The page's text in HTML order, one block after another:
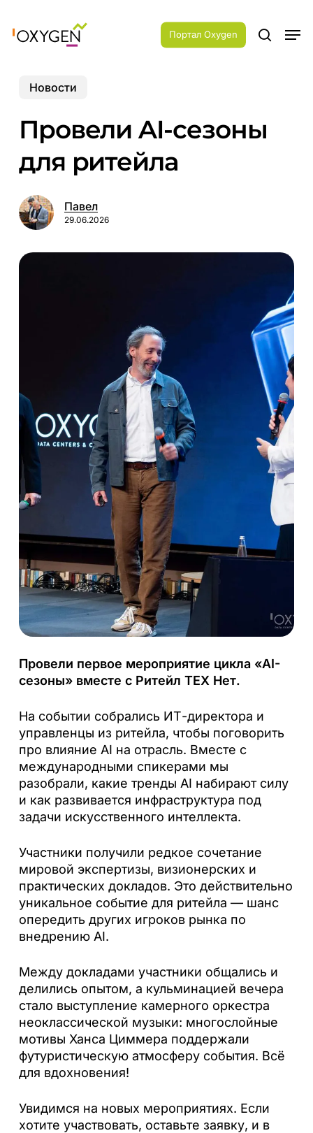
main
Портал Oxygen search
Новости
Провели AI-сезоны
для ритейла
Павел
29.06.2026
Провели первое мероприятие цикла «AI-
сезоны» вместе с Ритейл ТЕХ Нет.
На событии собрались ИТ-директора и
управленцы из ритейла, чтобы поговорить
про влияние AI на отрасль. Вместе с
международными спикерами мы
разобрали, какие тренды AI набирают силу
и как развивается инфраструктура под
задачи искусственного интеллекта.
Участники получили редкое сочетание
мировой экспертизы, визионерских и
практических докладов. Это действительно
уникальное событие для ритейла — шанс
опередить других игроков рынка по
внедрению AI.
Между докладами участники общались и
делились опытом, а кульминацией вечера
стало выступление камерного оркестра
неоклассической музыки: многослойные
мотивы Ханса Циммера поддержали
футуристическую атмосферу события. Всё
для вдохновения!
Увидимся на новых мероприятиях. Если
хотите участвовать, оставьте заявку, и в